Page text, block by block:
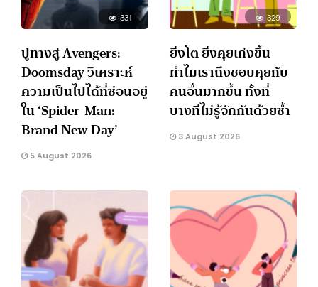
331
ปูทางสู่ Avengers:
Doomsday วิเคราะห์
ความเป็นไปได้ที่ซ่อนอยู่
ใน ‘Spider-Man:
Brand New Day’
5 August 2026
329
ยิ่งโต ยิ่งคุยเก่งขึ้น
ทำไมเราถึงชอบคุยกับ
คนอื่นมากขึ้น ทั้งที่
บางทีไม่รู้จักกันด้วยซ้ำ
3 August 2026